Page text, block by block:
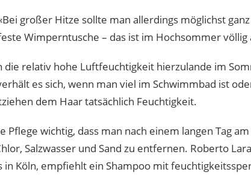
großer Hitze sollte man allerdings möglichst
Wimperntusche – das ist im Hochsommer völlig
die relativ hohe Luftfeuchtigkeit hierzulande im
es sich, wenn man viel im Schwimmbad ist
dem Haar tatsächlich Feuchtigkeit.
Pflege wichtig, dass man nach einem langen Tag
Salzwasser und Sand zu entfernen. Roberto
in Köln, empfiehlt ein Shampoo mit